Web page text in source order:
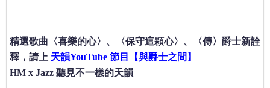
精選歌曲〈喜樂的心〉、〈保守這顆心〉、〈傳〉爵士新詮
釋，請上 天韻YouTube 節目【與爵士之間】
HM x Jazz 聽見不一樣的天韻